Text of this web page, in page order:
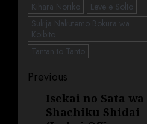
Kihara Noriko
Leve e Solto
Sukija Nakutemo Bokura wa
Koibito
Tantan to Tanto
Previous
Isekai no Sata wa
Shachiku Shidai